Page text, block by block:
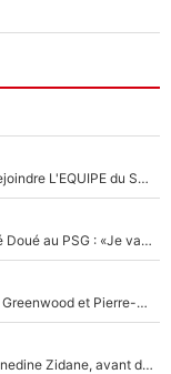
Raymond Domenech a posé ses conditions pour rejoindre L'EQUIPE du Soir : Il refuse de faire l'émission avec un autre chroniqueur !
Le transfert de Maghnes Akliouche menace Désiré Doué au PSG : «Je valide à 200%»
«La porte est ouverte pour tout le monde» : Mason Greenwood et Pierre-Emerick Aubameyang ont quitté l'OM, Amine Gouiri balance sur la suite du mercato et sur la réaction du vestiaire !
«Ça pue du c*l» : Quand Yannick Noah a clashé Zinedine Zidane, avant de se faire recadrer par le nouveau sélectionneur de l'équipe de France !